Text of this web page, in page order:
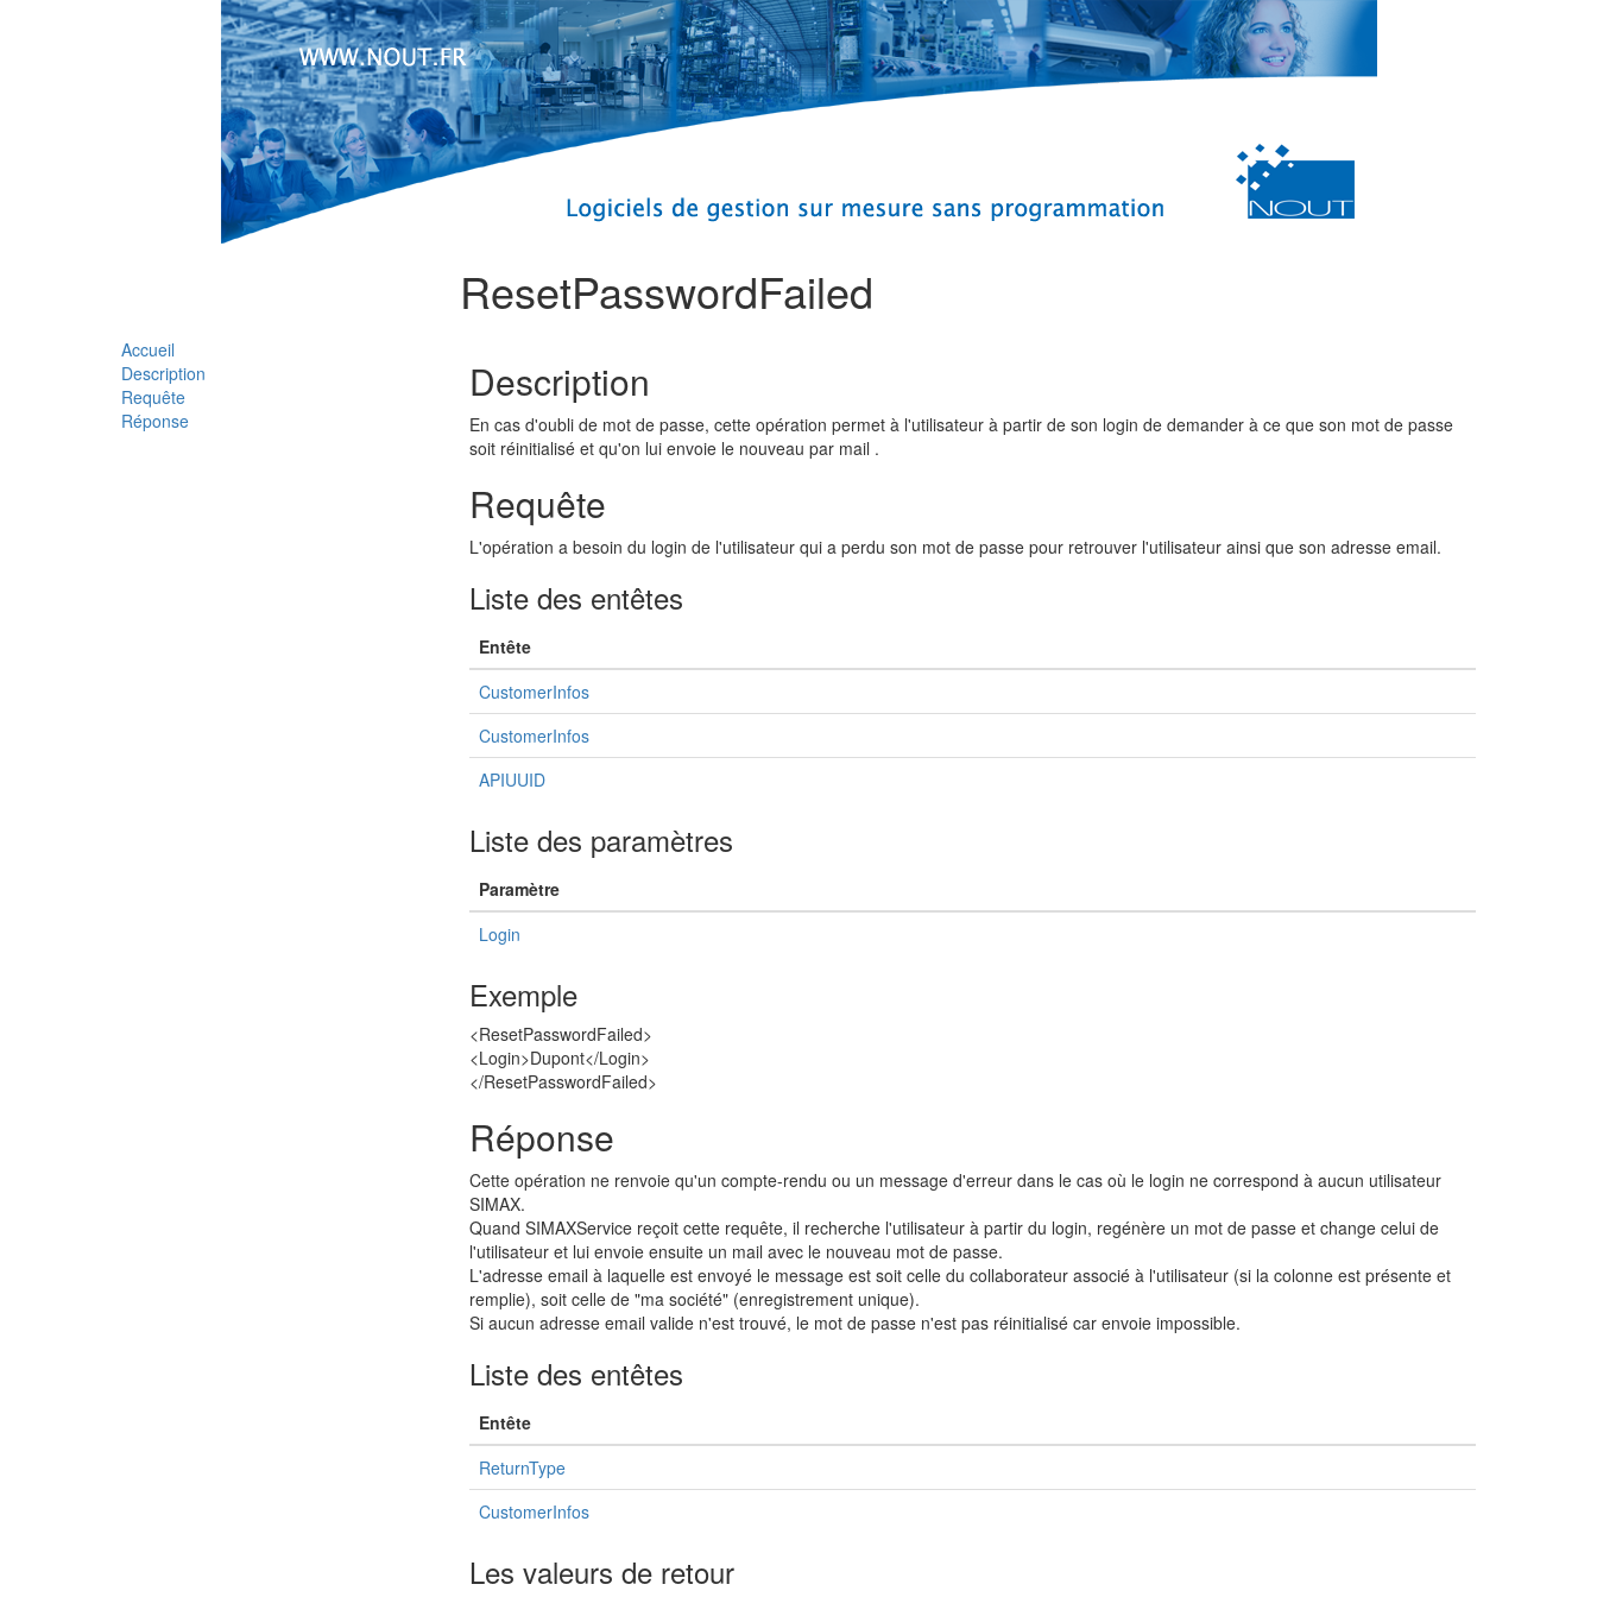
ResetPasswordFailed
Accueil
Description
Requête
Réponse
Description
En cas d'oubli de mot de passe, cette opération permet à l'utilisateur à partir de son login de demander à ce que son mot de passe
soit réinitialisé et qu'on lui envoie le nouveau par mail .
Requête
L'opération a besoin du login de l'utilisateur qui a perdu son mot de passe pour retrouver l'utilisateur ainsi que son adresse email.
Liste des entêtes
Entête
CustomerInfos
CustomerInfos
APIUUID
Liste des paramètres
Paramètre
Login
Exemple
<ResetPasswordFailed>
<Login>Dupont</Login>
</ResetPasswordFailed>
Réponse
Cette opération ne renvoie qu'un compte-rendu ou un message d'erreur dans le cas où le login ne correspond à aucun utilisateur
SIMAX.
Quand SIMAXService reçoit cette requête, il recherche l'utilisateur à partir du login, regénère un mot de passe et change celui de
l'utilisateur et lui envoie ensuite un mail avec le nouveau mot de passe.
L'adresse email à laquelle est envoyé le message est soit celle du collaborateur associé à l'utilisateur (si la colonne est présente et
remplie), soit celle de "ma société" (enregistrement unique).
Si aucun adresse email valide n'est trouvé, le mot de passe n'est pas réinitialisé car envoie impossible.
Liste des entêtes
Entête
ReturnType
CustomerInfos
Les valeurs de retour